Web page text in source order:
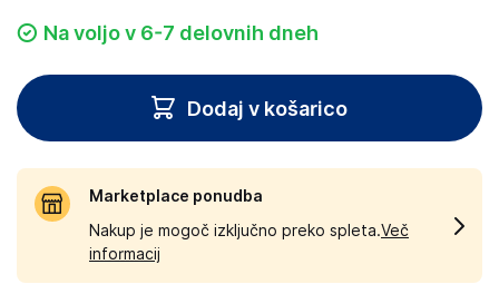
Na voljo v 6-7 delovnih dneh
Dodaj v košarico
Marketplace ponudba
Nakup je mogoč izključno preko spleta.Več
informacij